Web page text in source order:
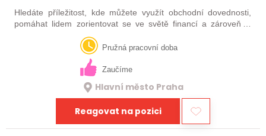
Hledáte příležitost, kde můžete využít obchodní dovednosti,
pomáhat lidem zorientovat se ve světě financí a zároveň si
vybudovat stabilní a zajímavě odměňovanou kariéru?
Nabízíme zázemí stabilní…Pružná pracovní doba
Zaučíme
Hlavní město Praha
Reagovat na pozici